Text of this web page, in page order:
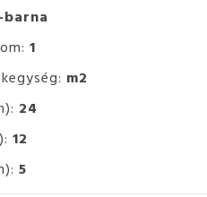
1
m2
24
12
5